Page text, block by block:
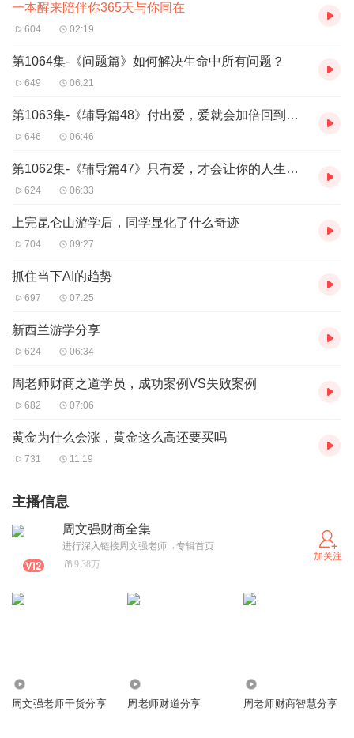
一本醒来陪伴你365天与你同在
604 02:19
第1064集-《问题篇》如何解决生命中所有问题？
649 06:21
第1063集-《辅导篇48》付出爱，爱就会加倍回到你身上
646 06:46
第1062集-《辅导篇47》只有爱，才会让你的人生更成功
624 06:33
上完昆仑山游学后，同学显化了什么奇迹
704 09:27
抓住当下AI的趋势
697 07:25
新西兰游学分享
624 06:34
周老师财商之道学员，成功案例VS失败案例
682 07:06
黄金为什么会涨，黄金这么高还要买吗
731 11:19
主播信息
周文强财商全集
进行深入链接周文强老师→专辑首页
9.38万
加关注
周文强老师干货分享 周老师财道分享 周老师财商智慧分享